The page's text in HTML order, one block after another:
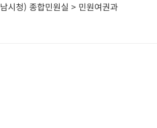
시청) 종합민원실 > 민원여권과